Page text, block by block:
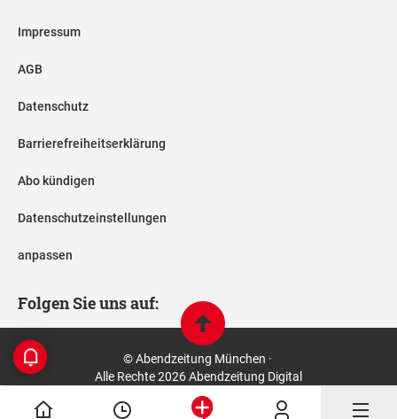
Impressum
AGB
Datenschutz
Barrierefreiheitserklärung
Abo kündigen
Datenschutzeinstellungen
anpassen
Folgen Sie uns auf:
© Abendzeitung München ·
Alle Rechte 2026 Abendzeitung Digital